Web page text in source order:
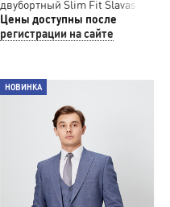
двубортный Slim Fit Slavasio
42/876
Цены доступны после
регистрации на сайте
НОВИНКА